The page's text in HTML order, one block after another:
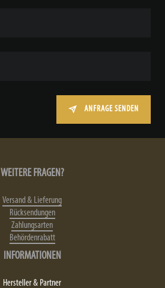
ANFRAGE SENDEN
WEITERE FRAGEN?
Versand & Lieferung
Rücksendungen
Zahlungsarten
Behördenrabatt
INFORMATIONEN
Hersteller & Partner